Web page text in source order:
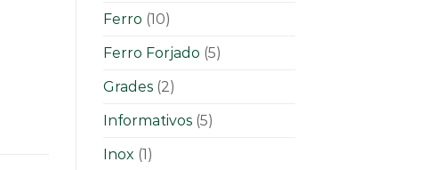
Ferro (10)
Ferro Forjado (5)
Grades(2)
Informativos(5)
Inox (1)